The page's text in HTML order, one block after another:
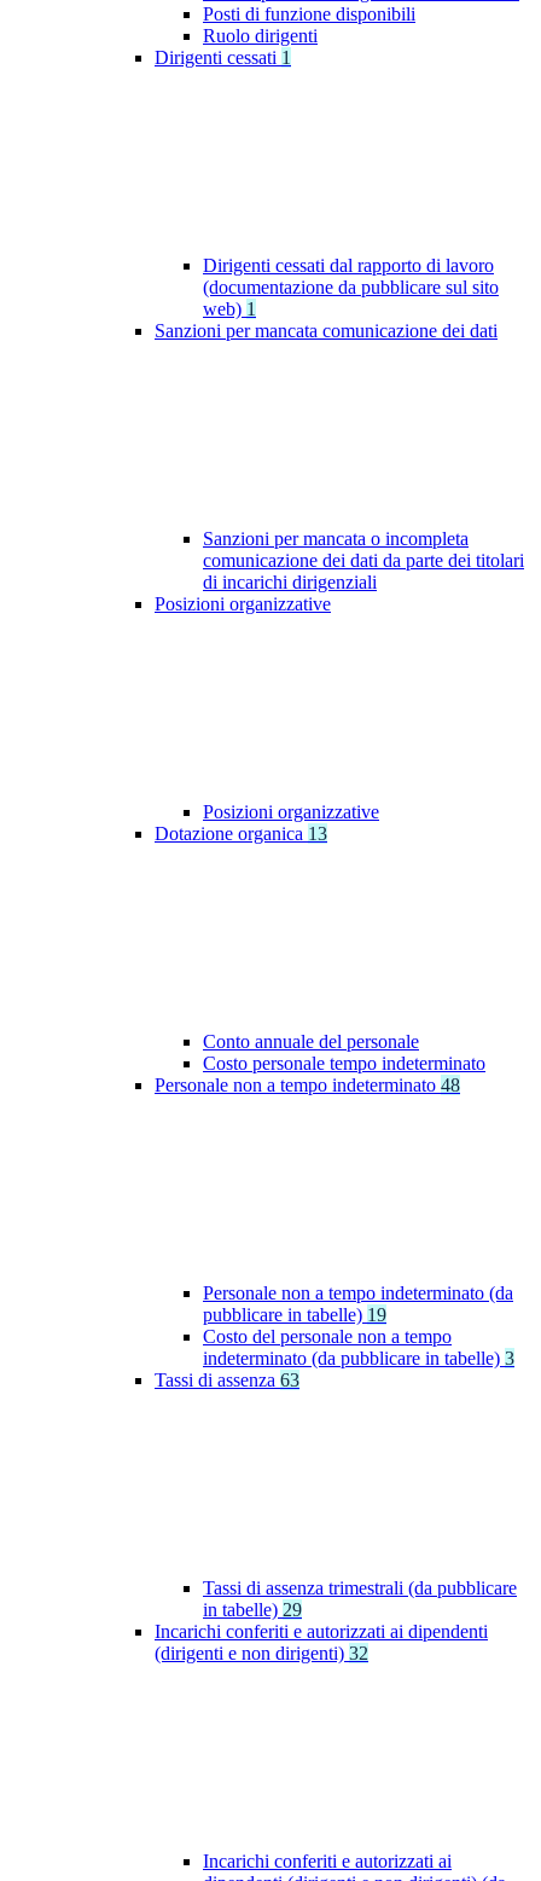
Posti di funzione disponibili
Ruolo dirigenti
Dirigenti cessati 1
Dirigenti cessati dal rapporto di lavoro
(documentazione da pubblicare sul sito
web) 1
Sanzioni per mancata comunicazione dei dati
Sanzioni per mancata o incompleta
comunicazione dei dati da parte dei titolari
di incarichi dirigenziali
Posizioni organizzative
Posizioni organizzative
Dotazione organica 13
Conto annuale del personale
Costo personale tempo indeterminato
Personale non a tempo indeterminato 48
Personale non a tempo indeterminato (da
pubblicare in tabelle) 19
Costo del personale non a tempo
indeterminato (da pubblicare in tabelle) 3
Tassi di assenza 63
Tassi di assenza trimestrali (da pubblicare
in tabelle) 29
Incarichi conferiti e autorizzati ai dipendenti
(dirigenti e non dirigenti) 32
Incarichi conferiti e autorizzati ai